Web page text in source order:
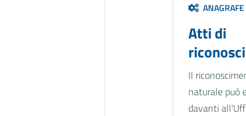
ANAGRAFE
Atti di
Il
naturale può
davanti